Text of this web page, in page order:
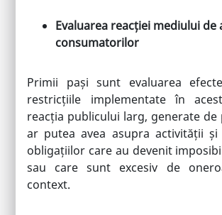
Evaluarea reacției mediului de
consumatorilor
Primii pași sunt evaluarea
restricțiile implementate în
reacția publicului larg, generate de
ar putea avea asupra activității și
obligațiilor care au devenit
sau care sunt excesiv de
context.